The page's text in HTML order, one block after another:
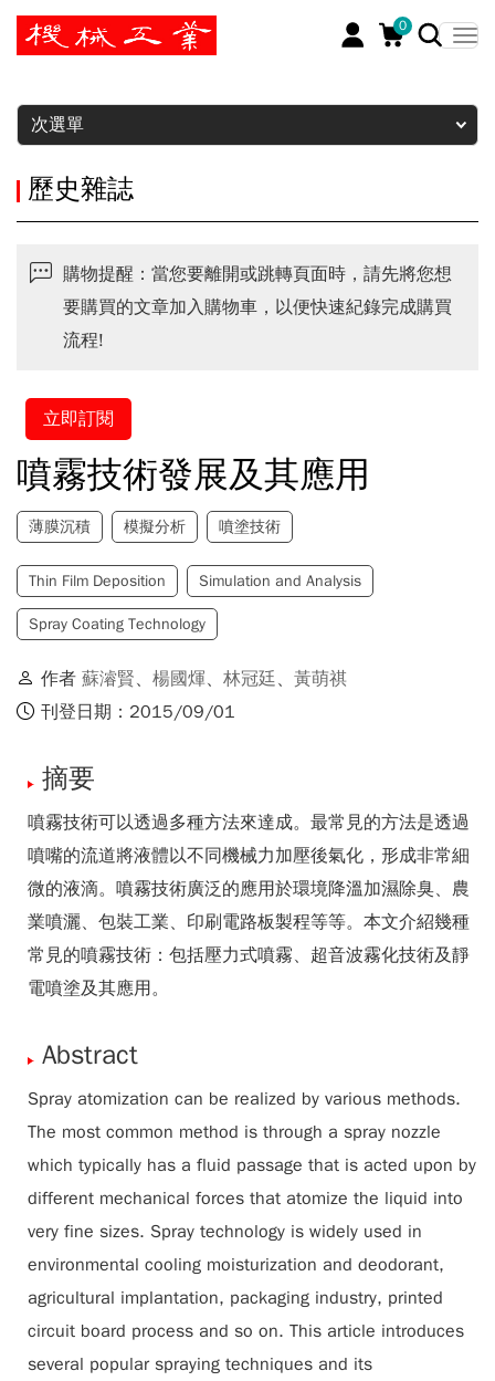
0
暫停
次選單
歷史雜誌
購物提醒：當您要離開或跳轉頁面時，請先將您想
要購買的文章加入購物車，以便快速紀錄完成購買
流程!
立即訂閱
噴霧技術發展及其應用
薄膜沉積 模擬分析 噴塗技術
Thin Film Deposition Simulation and Analysis
Spray Coating Technology
作者 蘇濬賢、 楊國煇、 林冠廷、 黃萌祺
刊登日期：2015/09/01
摘要
噴霧技術可以透過多種方法來達成。最常見的方法是透過
噴嘴的流道將液體以不同機械力加壓後氣化，形成非常細
微的液滴。噴霧技術廣泛的應用於環境降溫加濕除臭、農
業噴灑、包裝工業、印刷電路板製程等等。本文介紹幾種
常見的噴霧技術：包括壓力式噴霧、超音波霧化技術及靜
電噴塗及其應用。
Abstract
Spray atomization can be realized by various methods.
The most common method is through a spray nozzle
which typically has a fluid passage that is acted upon by
different mechanical forces that atomize the liquid into
very fine sizes. Spray technology is widely used in
environmental cooling moisturization and deodorant,
agricultural implantation, packaging industry, printed
circuit board process and so on. This article introduces
several popular spraying techniques and its